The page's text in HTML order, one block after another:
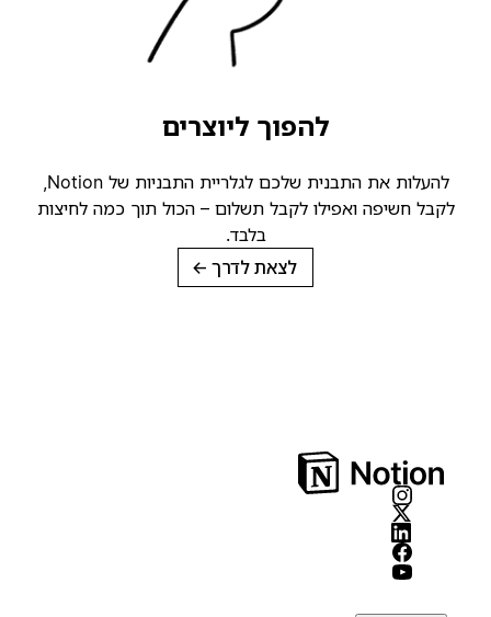
להפוך ליוצרים
להעלות את התבנית שלכם לגלריית התבניות של Notion,
לקבל חשיפה ואפילו לקבל תשלום – הכול תוך כמה לחיצות
בלבד.
לצאת לדרך→